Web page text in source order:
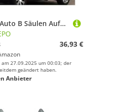
NRAAUEPO Auto B Säulen Aufkleber für S&Koda Yeti 2010-2017 Autotür-Fenstersäulen-B-Säulenpfosten-Zieraufkleber
36,93 €
27.09.2025 um 00:03; der
geändert haben.
Anbieter